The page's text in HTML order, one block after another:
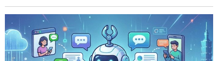
貴越好，而是越「合用」越好 很多企業老闆覺得「主機便
宜不安全」、跑去買最貴的方案，結果月費 8,000 元的雲
端主機放了一個每月 200 訪客的網站，根本浪費。挑主機